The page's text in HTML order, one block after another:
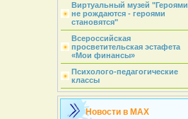
Виртуальный музей "Героями
не рождаются - героями
становятся"
Всероссийская
просветительская эстафета
«Мои финансы»
Психолого-педагогические
классы
Новости в MAX